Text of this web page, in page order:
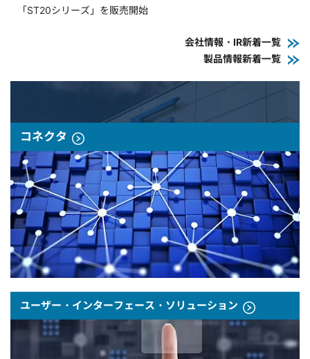
「ST20シリーズ」を販売開始
会社情報・IR新着一覧
製品情報新着一覧
コネクタ
ユーザー・インターフェース・ソリューション